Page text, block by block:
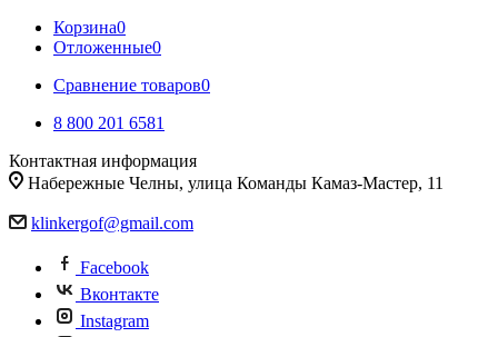
Корзина0
Отложенные0
Сравнение товаров0
8 800 201 6581
Контактная информация
Набережные Челны, улица Команды Камаз-Мастер, 11
klinkergof@gmail.com
Facebook
Вконтакте
Instagram